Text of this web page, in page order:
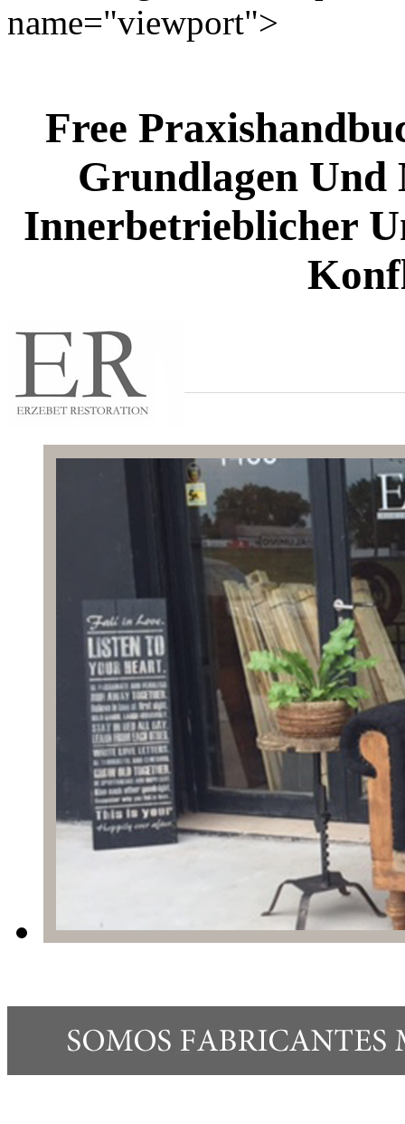
name="viewport">
Free
Grundlagen Und
Innerbetrieblicher